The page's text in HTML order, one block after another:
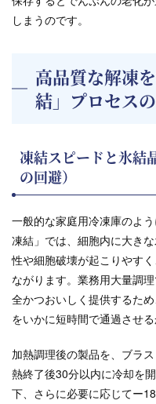
しまうのです。
高品質な解凍
結」プロセス
凍結スピードと氷結
の回避）
一般的な家庭用冷凍庫のよ
凍結」では、細胞内に大き
性や細胞破壊が起こりやす
ながります。業務用大量調
全かつおいしく提供するた
をいかに短時間で通過させ
加熱調理後の製品を、ブラ
熱終了後30分以内に冷却を
下、さらに必要に応じてー